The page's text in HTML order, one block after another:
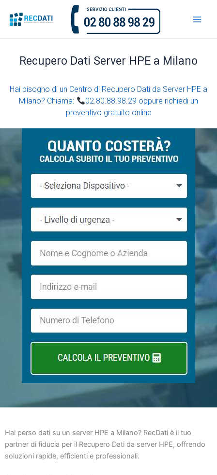
contenuto
Recupero Dati Server HPE a Milano
Hai bisogno di un Centro di Recupero Dati da Server HPE a
Milano? Chiama:
02.80.88.98.29 oppure richiedi un
preventivo gratuito online
Hai perso dati su un server HPE a Milano? RecDati è il tuo
partner di fiducia per il Recupero Dati da server HPE, offrendo
soluzioni rapide, efficienti e professionali.